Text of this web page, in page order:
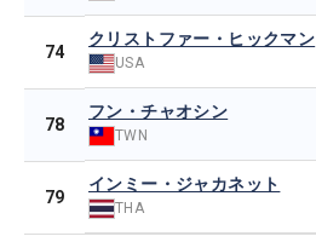
74
クリストファー・ヒックマン
USA
78
フン・チャオシン
TWN
79
インミー・ジャカネット
THA